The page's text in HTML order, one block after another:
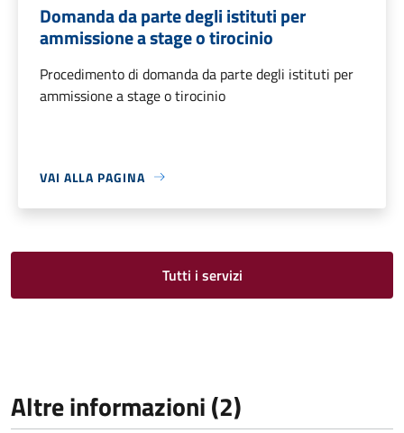
Domanda da parte degli istituti per
ammissione a stage o tirocinio
Procedimento di domanda da parte degli istituti per
ammissione a stage o tirocinio
VAI ALLA PAGINA
Tutti i servizi
Altre informazioni (2)